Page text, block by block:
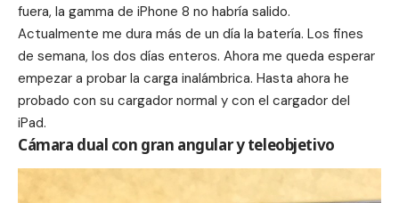
fuera, la gamma de iPhone 8 no habría salido.
Actualmente me dura más de un día la batería. Los fines
de semana, los dos días enteros. Ahora me queda esperar
empezar a probar la carga inalámbrica. Hasta ahora he
probado con su cargador normal y con el cargador del
iPad.
Cámara dual con gran angular y teleobjetivo